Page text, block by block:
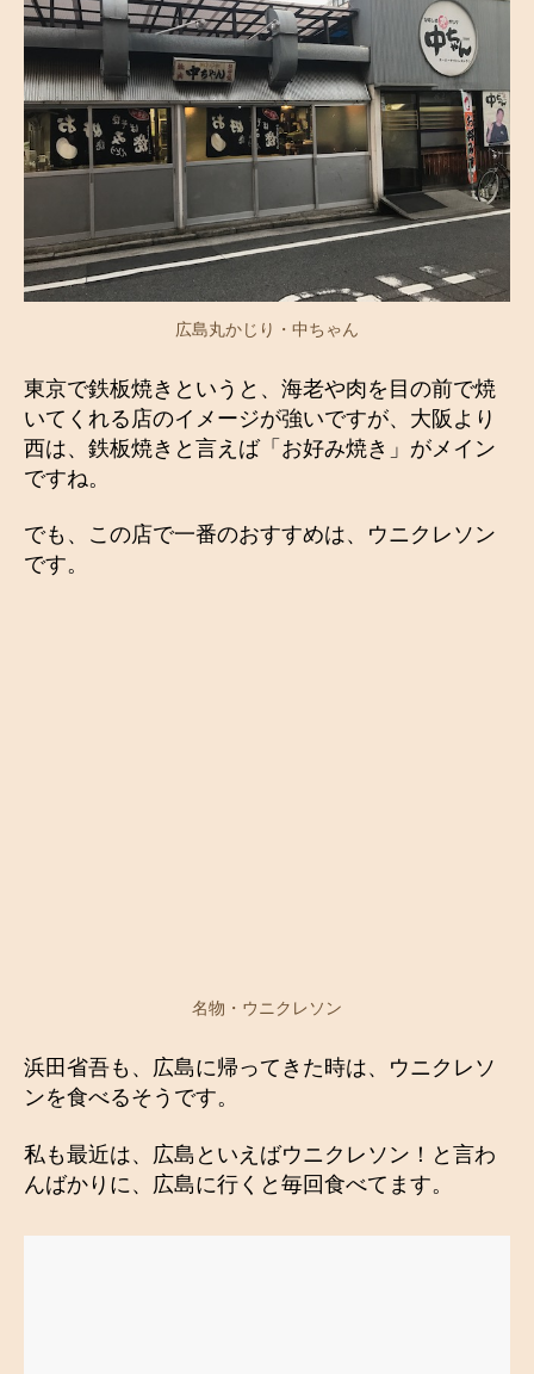
広島丸かじり・中ちゃん
東京で鉄板焼きというと、海老や肉を目の前で焼
いてくれる店のイメージが強いですが、大阪より
西は、鉄板焼きと言えば「お好み焼き」がメイン
ですね。
でも、この店で一番のおすすめは、ウニクレソン
です。
名物・ウニクレソン
浜田省吾も、広島に帰ってきた時は、ウニクレソ
ンを食べるそうです。
私も最近は、広島といえばウニクレソン！と言わ
んばかりに、広島に行くと毎回食べてます。